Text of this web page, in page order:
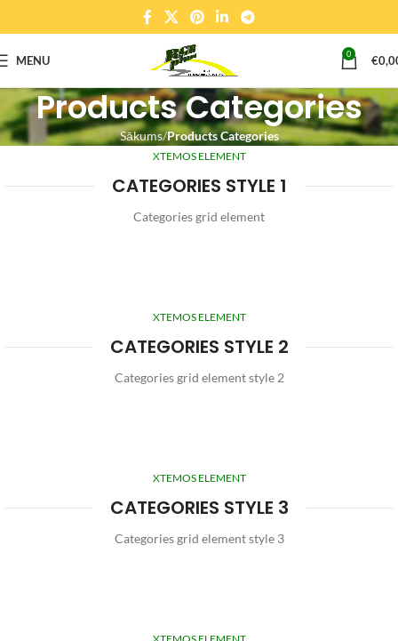
MENU 0 €
Products Categories
Sākums Products Categories
XTEMOS ELEMENT
CATEGORIES STYLE 1
Categories grid element
XTEMOS ELEMENT
CATEGORIES STYLE 2
Categories grid element style 2
XTEMOS ELEMENT
CATEGORIES STYLE 3
Categories grid element style 3